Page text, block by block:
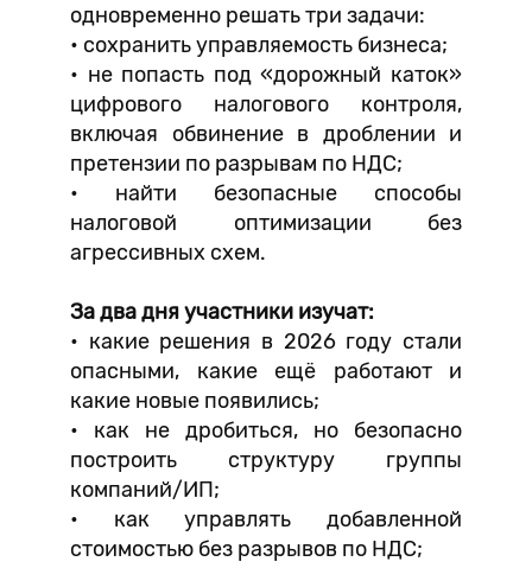
одновременно решать три задачи:
• сохранить управляемость бизнеса;
• не попасть под «дорожный каток»
цифрового налогового контроля,
включая обвинение в дроблении и
претензии по разрывам по НДС;
• найти безопасные способы
налоговой оптимизации без
агрессивных схем.
За два дня участники изучат:
• какие решения в 2026 году стали
опасными, какие ещё работают и
какие новые появились;
• как не дробиться, но безопасно
построить структуру группы
компаний/ИП;
• как управлять добавленной
стоимостью без разрывов по НДС;